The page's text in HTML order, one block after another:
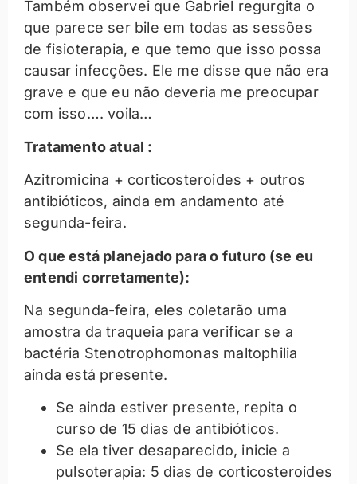
Também observei que Gabriel regurgita o
que parece ser bile em todas as sessões
de fisioterapia, e que temo que isso possa
causar infecções. Ele me disse que não era
grave e que eu não deveria me preocupar
com isso…. voila…
Tratamento atual :
Azitromicina + corticosteroides + outros
antibióticos, ainda em andamento até
segunda-feira.
O que está planejado para o futuro (se eu
entendi corretamente):
Na segunda-feira, eles coletarão uma
amostra da traqueia para verificar se a
bactéria Stenotrophomonas maltophilia
ainda está presente.
Se ainda estiver presente, repita o
curso de 15 dias de antibióticos.
Se ela tiver desaparecido, inicie a
pulsoterapia: 5 dias de corticosteroides